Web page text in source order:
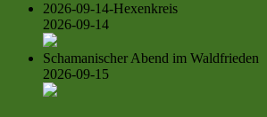
2026-09-14-Hexenkreis
2026-09-14
Schamanischer Abend im Waldfrieden
2026-09-15